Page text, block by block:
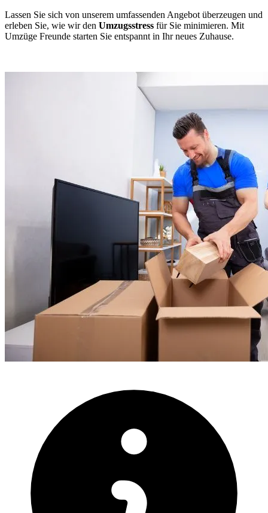
Lassen Sie sich von unserem umfassenden Angebot überzeugen und
erleben Sie, wie wir den Umzugsstress für Sie minimieren. Mit
Umzüge Freunde starten Sie entspannt in Ihr neues Zuhause.